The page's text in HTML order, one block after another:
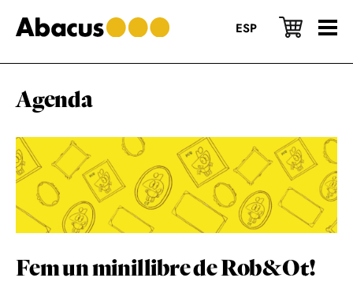
to
main
to
primary
to
footer
ESP
Agenda
Fem un minillibre de Rob&Ot!